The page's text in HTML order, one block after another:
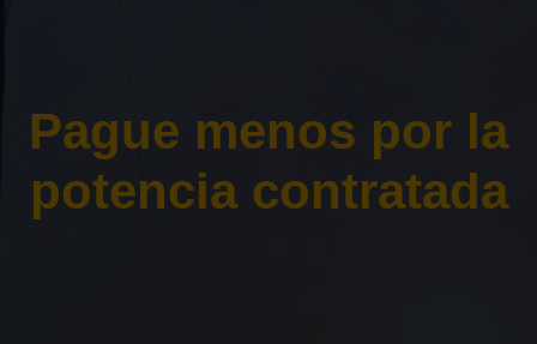
Pague menos por la
potencia contratada